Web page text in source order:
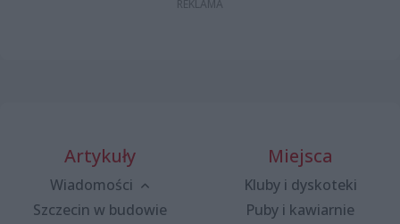
Artykuły
Wiadomości
Szczecin w budowie
Miejsca
Kluby i dyskoteki
Puby i kawiarnie